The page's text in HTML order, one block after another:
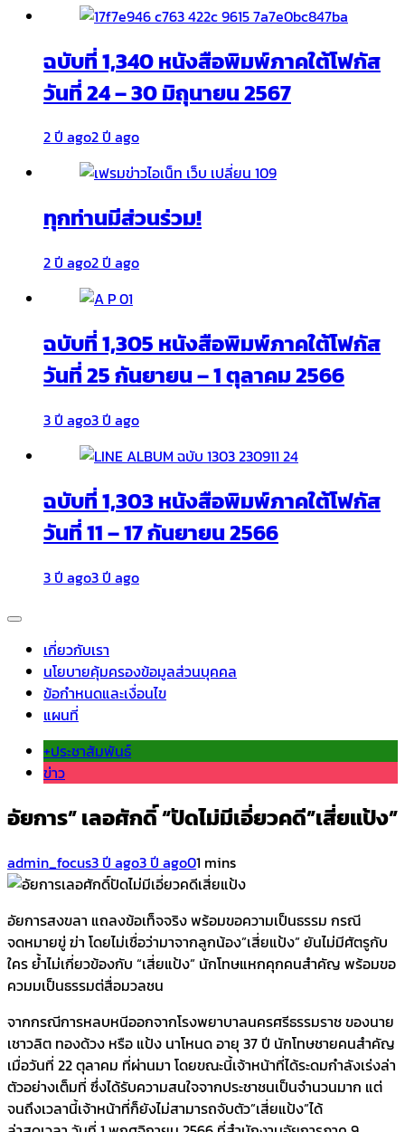
ฉบับที่ 1,340 หนังสือพิมพ์ภาคใต้โฟกัส
วันที่ 24 – 30 มิถุนายน 2567
2 ปี ago2 ปี ago
ทุกท่านมีส่วนร่วม!
2 ปี ago2 ปี ago
ฉบับที่ 1,305 หนังสือพิมพ์ภาคใต้โฟกัส
วันที่ 25 กันยายน – 1 ตุลาคม 2566
3 ปี ago3 ปี ago
ฉบับที่ 1,303 หนังสือพิมพ์ภาคใต้โฟกัส
วันที่ 11 – 17 กันยายน 2566
3 ปี ago3 ปี ago
เกี่ยวกับเรา
นโยบายคุ้มครองข้อมูลส่วนบุคคล
ข้อกำหนดและเงื่อนไข
แผนที่
+ประชาสัมพันธ์
ข่าว
อัยการ” เลอศักดิ์ “ปัดไม่มีเอี่ยวคดี”เสี่ยแป้ง”
admin_focus3 ปี ago3 ปี ago01 mins
อัยการสงขลา แถลงข้อเท็จจริง พร้อมขอความเป็นธรรม กรณี
จดหมายขู่ ฆ่า โดยไม่เชื่อว่ามาจากลูกน้อง”เสี่ยแป้ง” ยันไม่มีศัตรูกับ
ใคร ย้ำไม่เกี่ยวข้องกับ “เสี่ยแป้ง” นักโทษแหกคุกคนสำคัญ พร้อมขอ
ควมมเป็นธรรมต่สื่อมวลชน
จากกรณีการหลบหนีออกจากโรงพยาบาลนครศรีธรรมราช ของนาย
เชาวลิต ทองด้วง หรือ แป้ง นาโหนด อายุ 37 ปี นักโทษชายคนสำคัญ
เมื่อวันที่ 22 ตุลาคม ที่ผ่านมา โดยขณะนี้เจ้าหน้าที่ได้ระดมกำลังเร่งล่า
ตัวอย่างเต็มที่ ซึ่งได้รับความสนใจจากประชาชนเป็นจำนวนมาก แต่
จนถึงเวลานี้เจ้าหน้าที่ก็ยังไม่สามารถจับตัว”เสี่ยแป้ง”ได้